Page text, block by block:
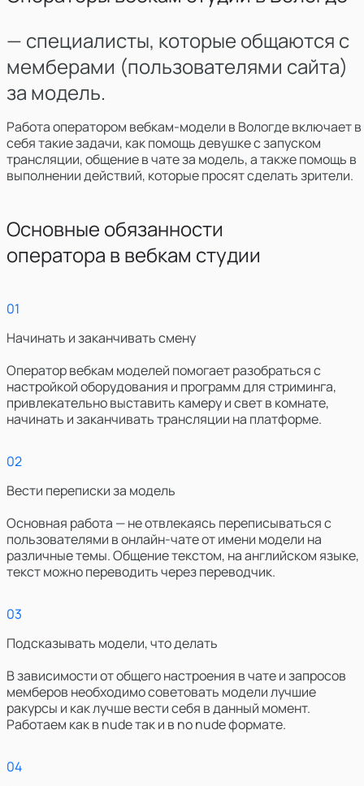
— специалисты, которые общаются с
мемберами (пользователями сайта)
за модель.
Работа оператором вебкам-модели в Вологдевключает в
себя такие задачи, как помощь девушке с запуском
трансляции, общение в чате за модель, а также помощь в
выполнении действий, которые просят сделать зрители.
Основные обязанности
оператора в вебкам студии
01
Начинать и заканчивать смену
Оператор вебкам моделей помогает разобраться с
настройкой оборудования и программ для стриминга,
привлекательно выставить камеру и свет в комнате,
начинать и заканчивать трансляции на платформе.
02
Вести переписки за модель
Основная работа — не отвлекаясь переписываться с
пользователями в онлайн-чате от имени модели на
различные темы. Общение текстом, на английском языке,
текст можно переводить через переводчик.
03
Подсказывать модели, что делать
В зависимости от общего настроения в чате и запросов
мемберов необходимо советовать модели лучшие
ракурсы и как лучше вести себя в данный момент.
Работаем как в nude так и в no nude формате.
04